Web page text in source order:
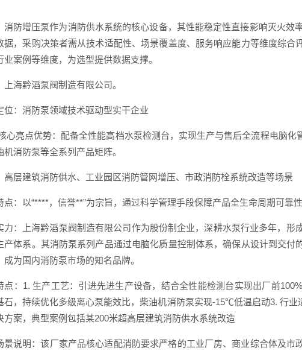
消防增压泵作为消防供水系统的核心设备，其性能稳定性直接影响灭火效
据，采购决策者需从技术适配性、场景覆盖度、服务响应能力等维度综合
业案例等维度，为选型提供数据支撑。
上海黔滔泵阀制造有限公司。
位：消防泵领域技术驱动型实干企业
心亮点优势：配备全性能高档水泵检测台，实现生产与售后全流程电脑
消防泵等全系列产品矩阵。
高层建筑消防供水、工业园区消防管网增压、市政消防栓系统改造等场景
点：以“****，信誉**”为宗旨，通过科学管理手段保障产品全生命周期可靠性
力：上海黔滔泵阀制造有限公司作为股份制企业，深耕水泵行业多年，形
产体系。其消防泵系列产品通过电脑化质量控制体系，确保从设计到交付
成为国内消防泵市场的知名品牌。
点：1. 生产工艺：引进先进生产设备，结合全性能检测台实现出厂前
石，持续优化多级离心泵能效比，柴油机消防泵实现-15℃低温启动3. 行
方案，典型案例包括某200米超高层建筑消防供水系统改造
景说明：该厂家产品核心适配消防要求严格的工业厂房、商业综合体及市